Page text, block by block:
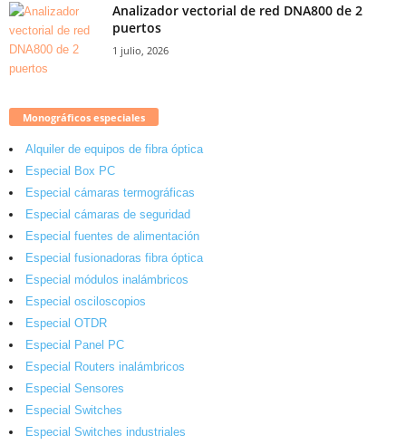
Analizador vectorial de red DNA800 de 2
puertos
1 julio, 2026
Monográficos especiales
Alquiler de equipos de fibra óptica
Especial Box PC
Especial cámaras termográficas
Especial cámaras de seguridad
Especial fuentes de alimentación
Especial fusionadoras fibra óptica
Especial módulos inalámbricos
Especial osciloscopios
Especial OTDR
Especial Panel PC
Especial Routers inalámbricos
Especial Sensores
Especial Switches
Especial Switches industriales